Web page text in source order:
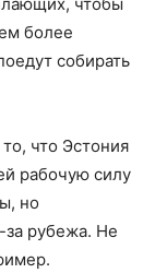
чтобы
более
собирать
что Эстония
рабочую силу
но
за рубежа. Не